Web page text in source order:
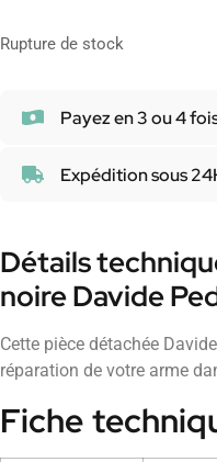
Rupture de stock
Payez en 3 ou 4
Expédition sous
Détails
noire Davide
Cette pièce détachée
réparation de votre arme
Fiche